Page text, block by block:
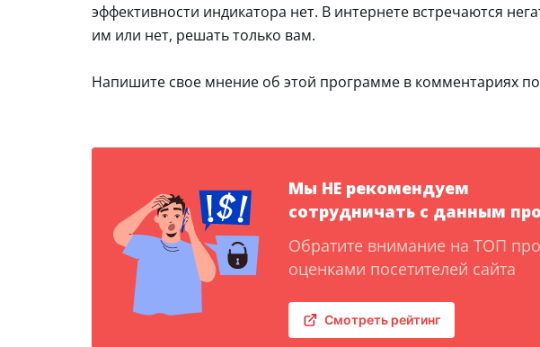
эффективности индикатора нет. В интернете встречаются
им или нет, решать только вам.
Напишите свое мнение об этой программе в комментариях
Мы НЕ рекомендуем
сотрудничать с данным
Обратите внимание на ТОП
оценками посетителей сайта
Смотреть рейтинг